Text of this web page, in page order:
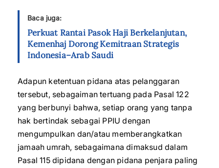
Baca juga:
Perkuat Rantai Pasok Haji Berkelanjutan,
Kemenhaj Dorong Kemitraan Strategis
Indonesia–Arab Saudi
Adapun ketentuan pidana atas pelanggaran
tersebut, sebagaiman tertuang pada Pasal 122
yang berbunyi bahwa, setiap orang yang tanpa
hak bertindak sebagai PPIU dengan
mengumpulkan dan/atau memberangkatkan
jamaah umrah, sebagaimana dimaksud dalam
Pasal 115 dipidana dengan pidana penjara paling